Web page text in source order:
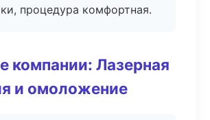
процедура комфортная.
компании: Лазерная
и омоложение